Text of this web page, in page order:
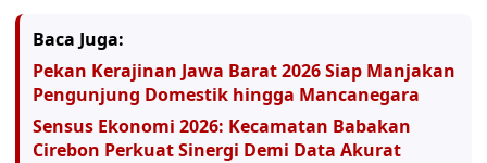
Baca Juga:
Pekan Kerajinan Jawa Barat 2026 Siap Manjakan
Pengunjung Domestik hingga Mancanegara
Sensus Ekonomi 2026: Kecamatan Babakan
Cirebon Perkuat Sinergi Demi Data Akurat